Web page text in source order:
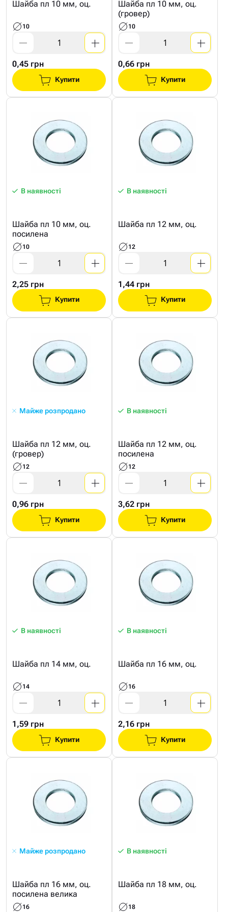
Шайба пл 10 мм, оц.
10
0,45 грн
Купити
Шайба пл 10 мм, оц.
(гровер)
10
0,66 грн
Купити
В наявності
Шайба пл 10 мм, оц.
посилена
10
2,25 грн
Купити
В наявності
Шайба пл 12 мм, оц.
12
1,44 грн
Купити
Майже розпродано
Шайба пл 12 мм, оц.
(гровер)
12
0,96 грн
Купити
В наявності
Шайба пл 12 мм, оц.
посилена
12
3,62 грн
Купити
В наявності
Шайба пл 14 мм, оц.
14
1,59 грн
Купити
В наявності
Шайба пл 16 мм, оц.
16
2,16 грн
Купити
Майже розпродано
Шайба пл 16 мм, оц.
посилена велика
16
В наявності
Шайба пл 18 мм, оц.
18